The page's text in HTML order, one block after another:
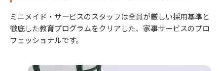
ミニメイド・サービスのスタッフは全員が厳しい採用基準と
徹底した教育プログラムをクリアした、家事サービスのプロ
フェッショナルです。